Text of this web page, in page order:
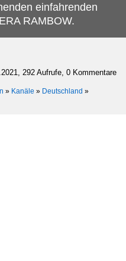
einfahrenden
RAMBOW.
292 Aufrufe, 0 Kommentare
» Kanäle » Deutschland »